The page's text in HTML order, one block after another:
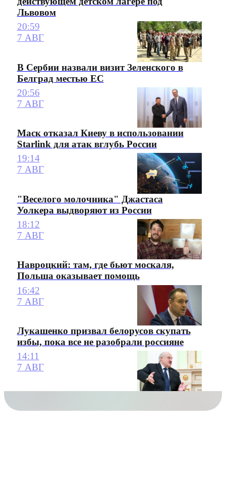
Львовом
20:59
7 АВГ
В Сербии назвали визит Зеленского в
Белград местью ЕС
20:56
7 АВГ
Маск отказал Киеву в использовании
Starlink для атак вглубь России
19:14
7 АВГ
"Веселого молочника" Джастаса
Уолкера выдворяют из России
18:12
7 АВГ
Навроцкий: там, где бьют москаля,
Польша оказывает помощь
16:42
7 АВГ
Лукашенко призвал белорусов скупать
избы, пока все не разобрали россияне
14:11
7 АВГ